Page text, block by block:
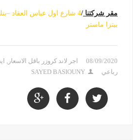
مقر شركتنا /
4 شارع اول عباس العقاد
بيتزا ماستر
08/09/2020 اجر لاند كروزر باقل الاسعار ,
رباعي
SAYED BASIOUNY